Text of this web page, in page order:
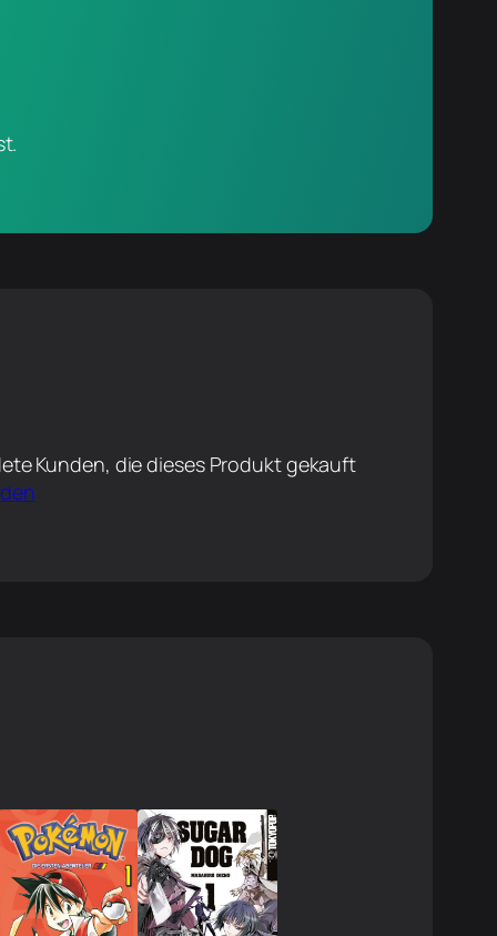
Kunden, die dieses Produkt gekauft